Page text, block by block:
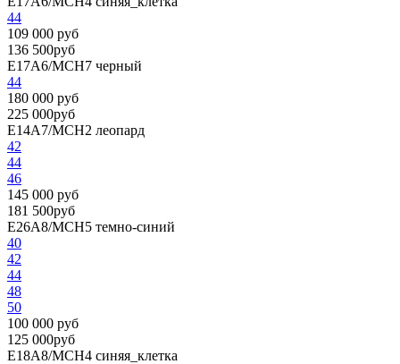
44
109 000 руб
136 500руб
E17A6/MCH7 черный
44
180 000 руб
225 000руб
E14A7/MCH2 леопард
42
44
46
145 000 руб
181 500руб
E26A8/MCH5 темно-синий
40
42
44
48
50
100 000 руб
125 000руб
E18A8/MCH4 синяя_клетка